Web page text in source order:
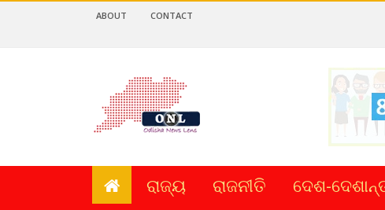
ABOUT CONTACT
ରାଜ୍ୟ ରାଜନୀତି ଦେଶ-